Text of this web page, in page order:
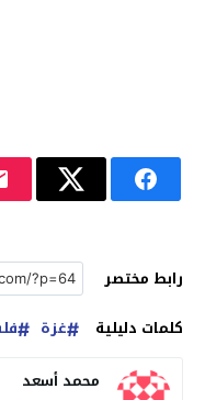
رابط مختصر
كلمات دليلية
غزة
محمد أسعد